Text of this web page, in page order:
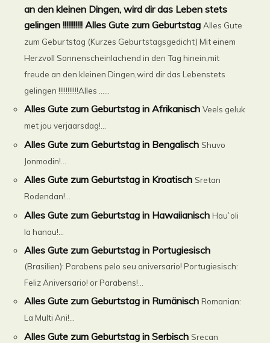
an den kleinen Dingen, wird dir das Leben stets
gelingen !!!!!!!!!!! Alles Gute zum Geburtstag Alles Gute
zum Geburtstag (Kurzes Geburtstagsgedicht) Mit einem
Herzvoll Sonnenscheinlachend in den Tag hinein,mit
freude an den kleinen Dingen,wird dir das Lebenstets
gelingen !!!!!!!!!!!Alles ......
Alles Gute zum Geburtstag in Afrikanisch Veels geluk
met jou verjaarsdag!...
Alles Gute zum Geburtstag in Bengalisch Shuvo
Jonmodin!...
Alles Gute zum Geburtstag in Kroatisch Sretan
Rodendan!...
Alles Gute zum Geburtstag in Hawaiianisch Hau`oli
la hanau!...
Alles Gute zum Geburtstag in Portugiesisch
(Brasilien): Parabens pelo seu aniversario! Portugiesisch:
Feliz Aniversario! or Parabens!...
Alles Gute zum Geburtstag in Rumänisch Romanian:
La Multi Ani!...
Alles Gute zum Geburtstag in Serbisch Srecan